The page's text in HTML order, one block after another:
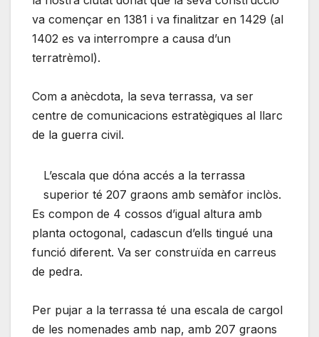
va començar en 1381 i va finalitzar en 1429 (al
1402 es va interrompre a causa d’un
terratrèmol).
Com a anècdota, la seva terrassa, va ser
centre de comunicacions estratègiques al llarc
de la guerra civil.
L’escala que dóna accés a la terrassa
superior té 207 graons amb semàfor inclòs.
Es compon de 4 cossos d’igual altura amb
planta octogonal, cadascun d’ells tingué una
funció diferent. Va ser construïda en carreus
de pedra.
Per pujar a la terrassa té una escala de cargol
de les nomenades amb nap, amb 207 graons